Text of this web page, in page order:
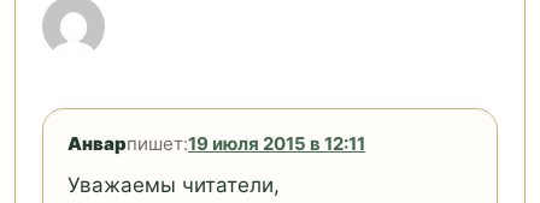
Анварпишет:19 июля 2015 в 12:11
Уважаемы читатели,